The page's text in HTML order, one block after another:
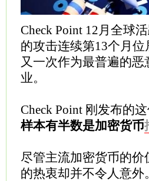
Check Point 12月全球
的攻击连续第13个月
又一次作为最普遍的
业。
Check Point 刚发布的
样本有半数是加密货币
尽管主流加密货币的
的热衷却并不令人意外。